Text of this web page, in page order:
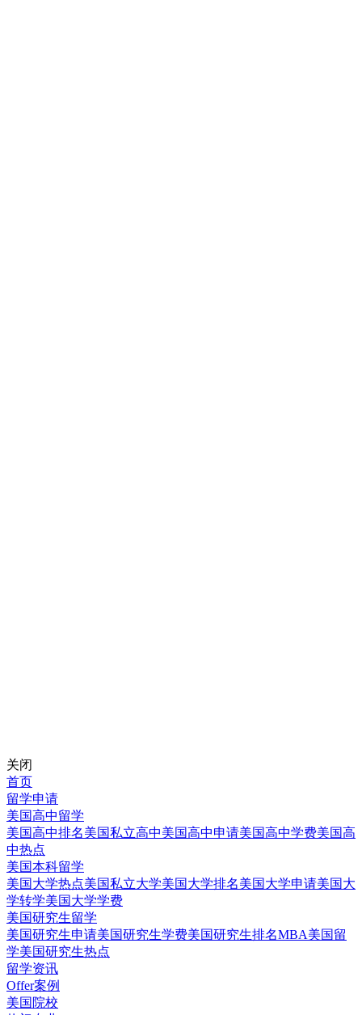
关闭
首页
留学申请
美国高中留学
美国高中排名美国私立高中美国高中申请美国高中学费美国高
中热点
美国本科留学
美国大学热点美国私立大学美国大学排名美国大学申请美国大
学转学美国大学学费
美国研究生留学
美国研究生申请美国研究生学费美国研究生排名MBA美国留
学美国研究生热点
留学资讯
Offer案例
美国院校